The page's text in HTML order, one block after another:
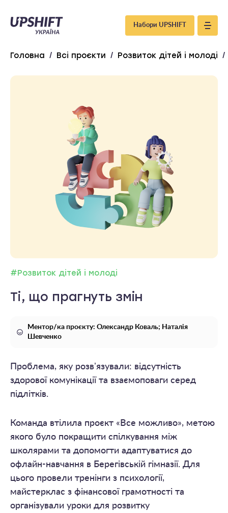
Upshift
–
Україна
Набори UPSHIFT
Головна / Всі проєкти / Розвиток дітей і молоді /
#Розвиток дітей і молоді
Ті, що прагнуть змін
Ментор/ка проєкту: Олександр Коваль; Наталія
Шевченко
Проблема, яку розвʼязували: відсутність
здорової комунікації та взаємоповаги серед
підлітків.
Команда втілила проєкт «Все можливо», метою
якого було покращити спілкування між
школярами та допомогти адаптуватися до
офлайн-навчання в Берегівській гімназії. Для
цього провели тренінги з психології,
майстерклас з фінансової грамотності та
організували уроки для розвитку